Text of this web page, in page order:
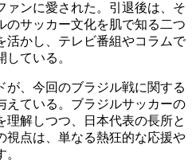
ァンに愛された。引退後は、そ
のサッカー文化を肌で知る二つ
活かし、テレビ番組やコラムで
ている。
が、今回のブラジル戦に関する
えている。ブラジルサッカーの
理解しつつ、日本代表の長所と
視点は、単なる熱狂的な応援や